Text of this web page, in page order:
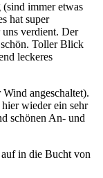
immer etwas
hat super
verdient. Der
Toller Blick
leckeres
angeschaltet).
wieder ein sehr
schönen An- und
in die Bucht von